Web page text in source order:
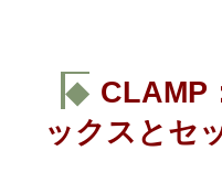
◆ CLAMP
ックスとセ